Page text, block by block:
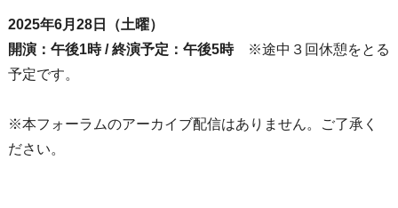
2025年6月28日（土曜）
開演：午後1時 / 終演予定：午後5時※途中３回休憩をとる
予定です。
※本フォーラムのアーカイブ配信はありません。ご了承く
ださい。